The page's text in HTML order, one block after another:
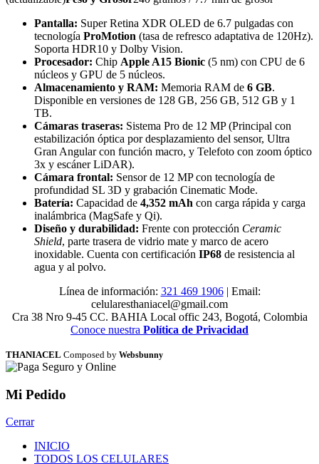
Pantalla: Super Retina XDR OLED de 6.7 pulgadas con
tecnología ProMotion (tasa de refresco adaptativa de 120Hz).
Soporta HDR10 y Dolby Vision.
Procesador: Chip Apple A15 Bionic (5 nm) con CPU de 6
núcleos y GPU de 5 núcleos.
Almacenamiento y RAM: Memoria RAM de 6 GB.
Disponible en versiones de 128 GB, 256 GB, 512 GB y 1
TB.
Cámaras traseras: Sistema Pro de 12 MP (Principal con
estabilización óptica por desplazamiento del sensor, Ultra
Gran Angular con función macro, y Telefoto con zoom óptico
3x y escáner LiDAR).
Cámara frontal: Sensor de 12 MP con tecnología de
profundidad SL 3D y grabación Cinematic Mode.
Batería: Capacidad de 4,352 mAh con carga rápida y carga
inalámbrica (MagSafe y Qi).
Diseño y durabilidad: Frente con protección Ceramic
Shield, parte trasera de vidrio mate y marco de acero
inoxidable. Cuenta con certificación IP68 de resistencia al
agua y al polvo.
Línea de información: 321 469 1906| Email:
celularesthaniacel@gmail.com
Cra 38 Nro 9-45 CC. BAHIA Local offic 243, Bogotá, Colombia
Conoce nuestra Política de Privacidad
THANIACEL Composed by Websbunny
Mi Pedido
Cerrar
INICIO
TODOS LOS CELULARES